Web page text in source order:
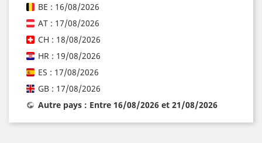
BE : 16/08/2026
AT : 17/08/2026
CH : 18/08/2026
HR : 19/08/2026
ES : 17/08/2026
GB : 17/08/2026
Autre pays : Entre 16/08/2026 et 21/08/2026